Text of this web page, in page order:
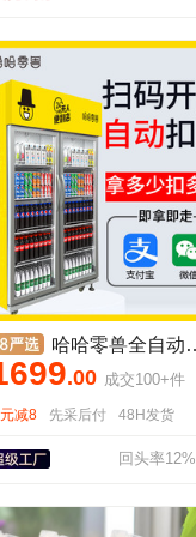
哈哈零兽全自动售货机无人扫码开门柜零食自助AI贩卖机智能售卖柜
.00 成交100+件
减8 先采后付 48H发货
回头率12%